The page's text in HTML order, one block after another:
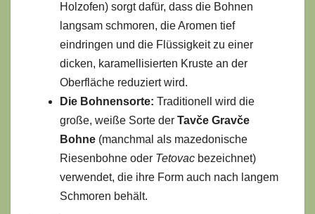
Holzofen) sorgt dafür, dass die Bohnen
langsam schmoren, die Aromen tief
eindringen und die Flüssigkeit zu einer
dicken, karamellisierten Kruste an der
Oberfläche reduziert wird.
Die Bohnensorte: Traditionell wird die
große, weiße Sorte der Tavče Gravče
Bohne (manchmal als mazedonische
Riesenbohne oder Tetovac bezeichnet)
verwendet, die ihre Form auch nach langem
Schmoren behält.